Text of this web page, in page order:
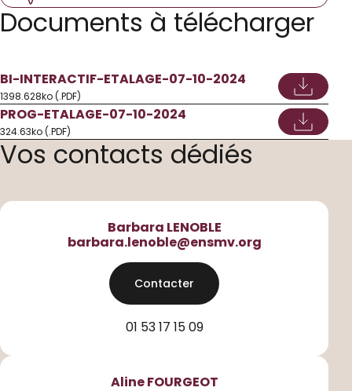
Documents à télécharger
BI-INTERACTIF-ETALAGE-07-10-2024
1398.628ko (.PDF)
PROG-ETALAGE-07-10-2024
324.63ko (.PDF)
Vos contacts dédiés
Barbara LENOBLE
barbara.lenoble@ensmv.org
Contacter
01 53 17 15 09
Aline FOURGEOT